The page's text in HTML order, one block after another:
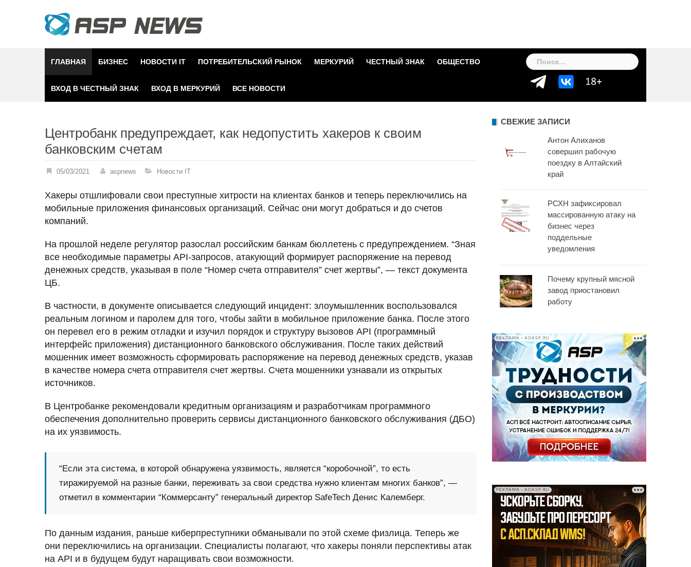
ГЛАВНАЯ БИЗНЕС НОВОСТИ IT ПОТРЕБИТЕЛЬСКИЙ РЫНОК МЕРКУРИЙ ЧЕСТНЫЙ ЗНАК ОБЩЕСТВО
ВХОД В ЧЕСТНЫЙ ЗНАК ВХОД В МЕРКУРИЙ ВСЕ НОВОСТИ
Найти:
Центробанк предупреждает, как недопустить хакеров к своим
банковским счетам
05/03/2021 aspnews Новости IT
Хакеры отшлифовали свои преступные хитрости на клиентах банков и теперь переключились на
мобильные приложения финансовых организаций. Сейчас они могут добраться и до счетов
компаний.
На прошлой неделе регулятор разослал российским банкам бюллетень с предупреждением. “Зная
все необходимые параметры API-запросов, атакующий формирует распоряжение на перевод
денежных средств, указывая в поле “Номер счета отправителя” счет жертвы”, — текст документа
ЦБ.
В частности, в документе описывается следующий инцидент: злоумышленник воспользовался
реальным логином и паролем для того, чтобы зайти в мобильное приложение банка. После этого
он перевел его в режим отладки и изучил порядок и структуру вызовов API (программный
интерфейс приложения) дистанционного банковского обслуживания. После таких действий
мошенник имеет возможность сформировать распоряжение на перевод денежных средств, указав
в качестве номера счета отправителя счет жертвы. Счета мошенники узнавали из открытых
источников.
В Центробанке рекомендовали кредитным организациям и разработчикам программного
обеспечения дополнительно проверить сервисы дистанционного банковского обслуживания (ДБО)
на их уязвимость.
“Если эта система, в которой обнаружена уязвимость, является “коробочной”, то есть
тиражируемой на разные банки, переживать за свои средства нужно клиентам многих банков”, —
отметил в комментарии “Коммерсанту” генеральный директор SafeTech Денис Калемберг.
По данным издания, раньше киберпреступники обманывали по этой схеме физлица. Теперь же
они переключились на организации. Специалисты полагают, что хакеры поняли перспективы атак
на API и в будущем будут наращивать свои возможности.
СВЕЖИЕ ЗАПИСИ
Антон Алиханов
совершил рабочую
поездку в Алтайский
край
РСХН зафиксировал
массированную атаку на
бизнес через
поддельные
уведомления
Почему крупный мясной
завод приостановил
работу
РЕКЛАМА • AOASP.RU
РЕКЛАМА • AOASP.RU